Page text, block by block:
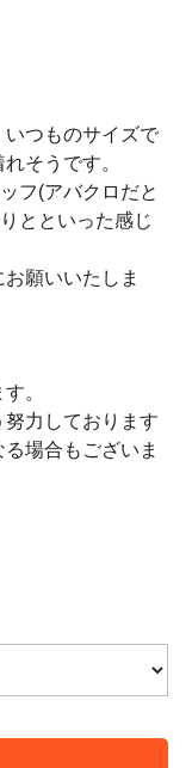
いつものサイズで
そうです。
フ(アバクロだと
とといった感じ
願いいたしま
。
力しております
場合もございま